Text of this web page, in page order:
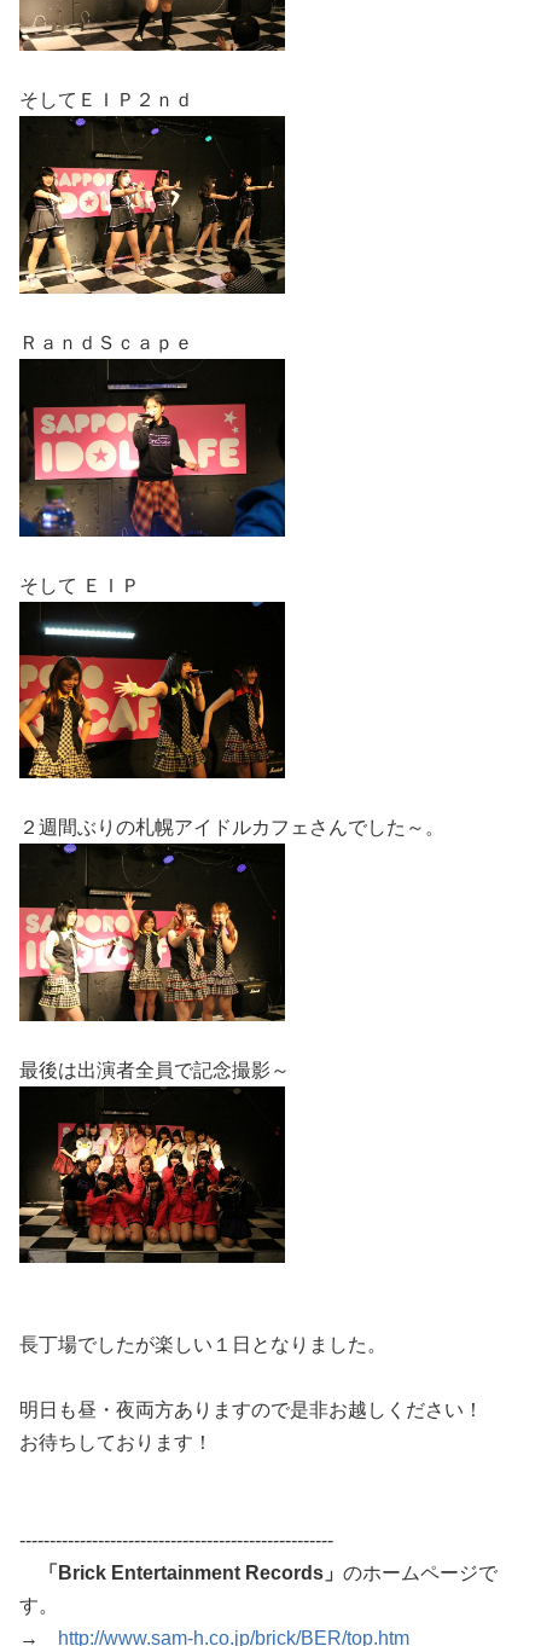
そしてＥＩＰ２ｎｄ
ＲａｎｄＳｃａｐｅ
そして ＥＩＰ
２週間ぶりの札幌アイドルカフェさんでした～。
最後は出演者全員で記念撮影～
長丁場でしたが楽しい１日となりました。
明日も昼・夜両方ありますので是非お越しください！
お待ちしております！
----------------------------------------------------
「Brick Entertainment Records」 のホームページで
す。
→
http://www.sam-h.co.jp/brick/BER/top.htm